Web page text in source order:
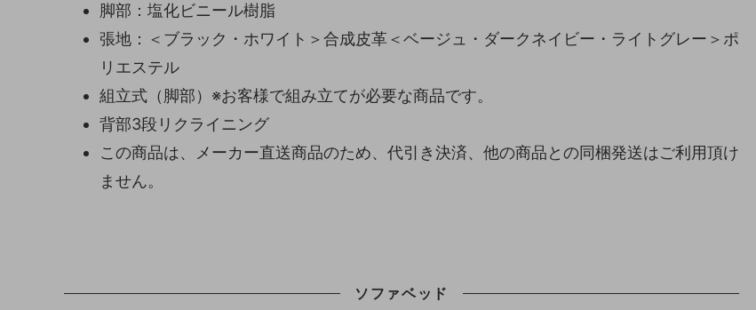
脚部：塩化ビニール樹脂
張地：＜ブラック・ホワイト＞合成皮革＜ベージュ・ダークネイビー・ライトグレー＞ポ
リエステル
組立式（脚部）※お客様で組み立てが必要な商品です。
背部3段リクライニング
この商品は、メーカー直送商品のため、代引き決済、他の商品との同梱発送はご利用頂け
ません。
ソファベッド